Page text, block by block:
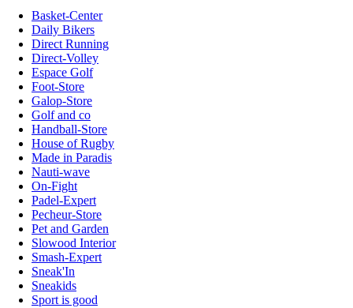
Basket-Center
Daily Bikers
Direct Running
Direct-Volley
Espace Golf
Foot-Store
Galop-Store
Golf and co
Handball-Store
House of Rugby
Made in Paradis
Nauti-wave
On-Fight
Padel-Expert
Pecheur-Store
Pet and Garden
Slowood Interior
Smash-Expert
Sneak'In
Sneakids
Sport is good